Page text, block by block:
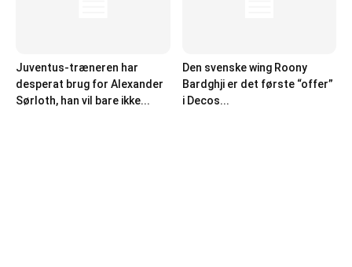
Juventus-træneren har
desperat brug for Alexander
Sørloth, han vil bare ikke...
Den svenske wing Roony
Bardghji er det første “offer”
i Decos...